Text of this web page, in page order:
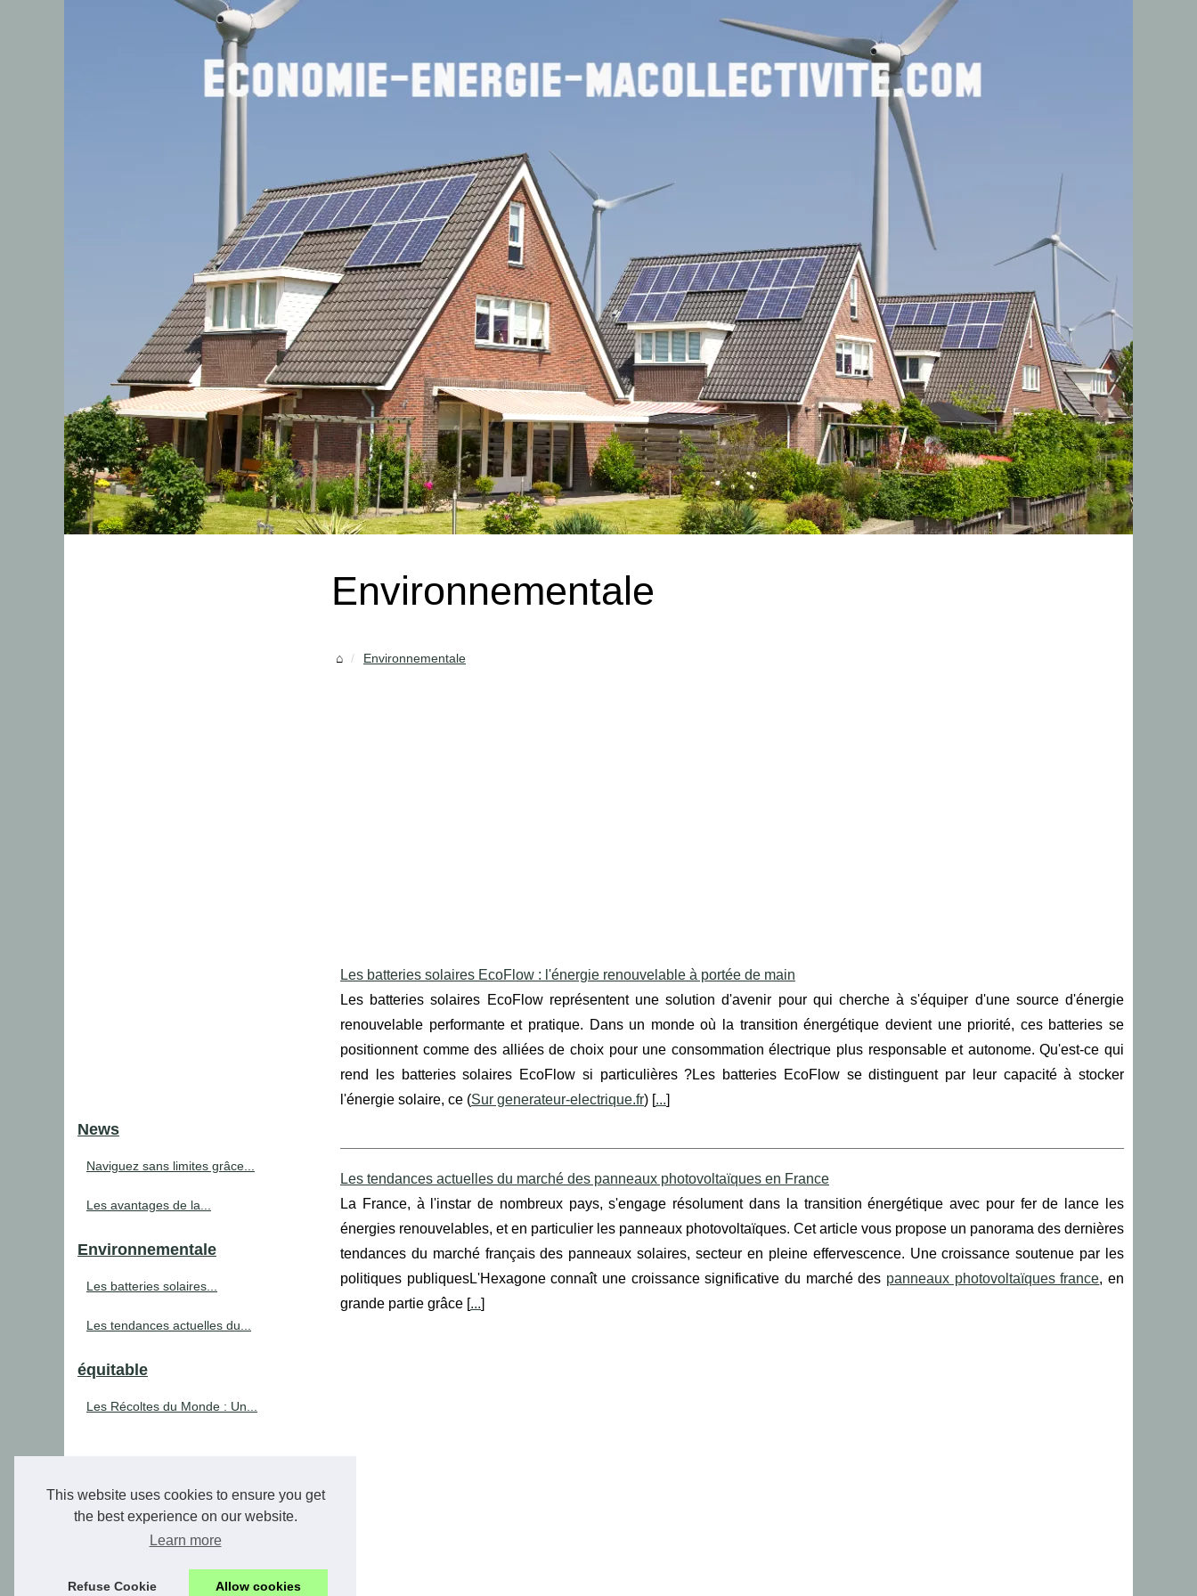
This website uses cookies to ensure you get
the best experience on our website.
Learn more
Refuse Cookie Allow cookies
Environnementale
Environnementale
Les batteries solaires EcoFlow : l'énergie renouvelable à portée de main
Les batteries solaires EcoFlow représentent une solution d'avenir pour qui cherche à s'équiper d'une source d'énergie
renouvelable performante et pratique. Dans un monde où la transition énergétique devient une priorité, ces batteries se
positionnent comme des alliées de choix pour une consommation électrique plus responsable et autonome. Qu'est-ce qui
rend les batteries solaires EcoFlow si particulières ?Les batteries EcoFlow se distinguent par leur capacité à stocker
l'énergie solaire, ce (Sur generateur-electrique.fr) [...]
Les tendances actuelles du marché des panneaux photovoltaïques en France
La France, à l'instar de nombreux pays, s'engage résolument dans la transition énergétique avec pour fer de lance les
énergies renouvelables, et en particulier les panneaux photovoltaïques. Cet article vous propose un panorama des dernières
tendances du marché français des panneaux solaires, secteur en pleine effervescence. Une croissance soutenue par les
politiques publiquesL'Hexagone connaît une croissance significative du marché des panneaux photovoltaïques france, en
grande partie grâce [...]
News
Naviguez sans limites grâce...
Les avantages de la...
Environnementale
Les batteries solaires...
Les tendances actuelles du...
équitable
Les Récoltes du Monde : Un...